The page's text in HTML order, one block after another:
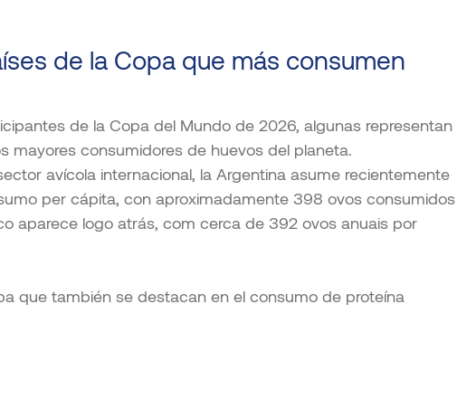
de la Copa que más consumen
de la Copa del Mundo de 2026, algunas representan
mayores consumidores de huevos del planeta.
avícola internacional, la Argentina asume recientemente
per cápita, con aproximadamente 398 ovos consumidos
aparece logo atrás, com cerca de 392 ovos anuais por
que también se destacan en el consumo de proteína